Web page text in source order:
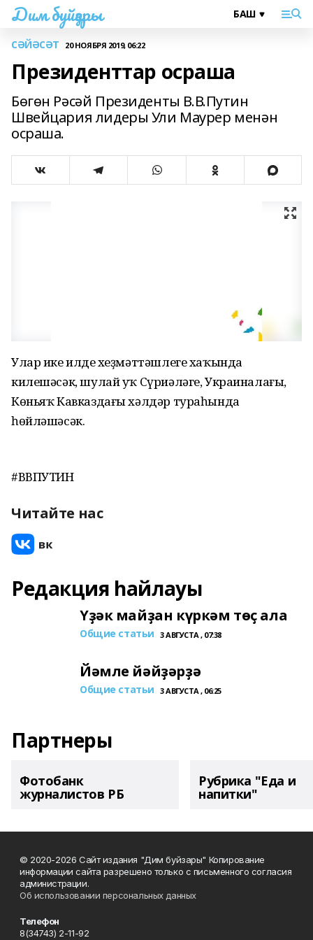
Дим буйҙары
СӘЙӘСӘТ 20 НОЯБРЯ 2019, 06:22
Президенттар осраша
Бөгөн Рәсәй Президенты В.В.Путин
Швейцария лидеры Ули Маурер менән
осраша.
Улар ике илдең хеҙмәттәшлеге хаҡында
килешәсәк, шулай уҡ Сүриәләге, Украиналағы,
Көньяҡ Кавказдағы хәлдәр тураһында
һөйләшәсәк.
#ВВПУТИН
Читайте нас
Редакция һайлауы
Үҙәк майҙан күркәм төҫ ала
Общие статьи 3 АВГУСТА , 07:38
Йәмле йәйҙәрҙә
Общие статьи 3 АВГУСТА , 06:25
Партнеры
Фотобанк
журналистов РБ
Рубрика "Еда и
напитки"
© 2020-2026 Сайт издания "Дим буйзары" Копирование
информации сайта разрешено только с письменного согласия
администрации.
Об использовании персональных данных
Телефон
8(34743) 2-11-92